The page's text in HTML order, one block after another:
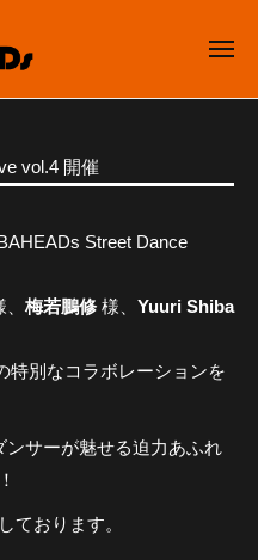
メ
ュ
vol.4 開催
Street Dance
梅若鵬修 様、 Yuuri Shiba
特別なコラボレーションを
サーが魅せる迫力あふれ
ております。